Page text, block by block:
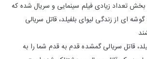
بخش تعداد زیادی فیلم سینمایی و سریال شده که
ای از زندگی لیوای بلفیلد، قاتل سریالی
قاتل سریالی گمشده قدم به قدم شما را به